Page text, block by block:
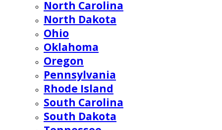
North Carolina
North Dakota
Ohio
Oklahoma
Oregon
Pennsylvania
Rhode Island
South Carolina
South Dakota